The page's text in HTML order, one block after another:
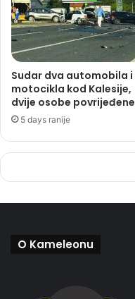
Sudar dva automobila i
motocikla kod Kalesije,
dvije osobe povrijeđene
5 days ranije
O Kameleonu